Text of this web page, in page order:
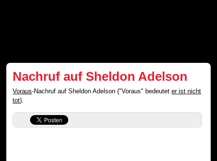
Nachruf auf Sheldon Adelson
Voraus-Nachruf auf Sheldon Adelson ("Voraus" bedeuteter ist nicht
tot).